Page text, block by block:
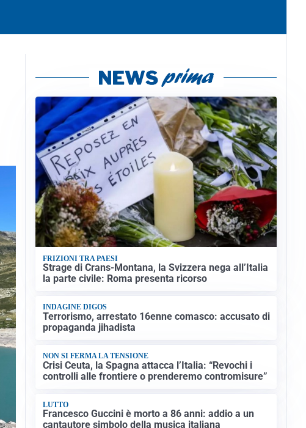
FRIZIONI TRA PAESI
Strage di Crans-Montana, la Svizzera nega all’Italia
la parte civile: Roma presenta ricorso
INDAGINE DIGOS
Terrorismo, arrestato 16enne comasco: accusato di
propaganda jihadista
NON SI FERMA LA TENSIONE
Crisi Ceuta, la Spagna attacca l’Italia: “Revochi i
controlli alle frontiere o prenderemo contromisure”
LUTTO
Francesco Guccini è morto a 86 anni: addio a un
cantautore simbolo della musica italiana